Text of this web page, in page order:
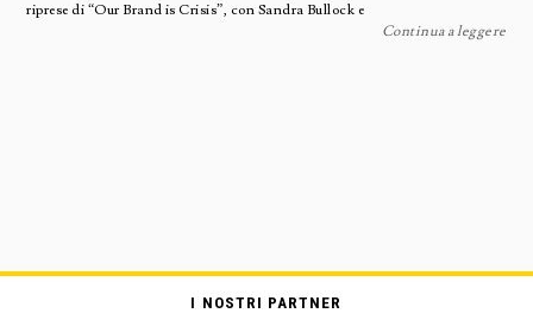
riprese di “Our Brand is Crisis”, con Sandra Bullock e
Continua a leggere
I NOSTRI PARTNER